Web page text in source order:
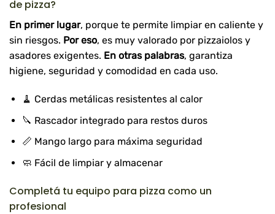
de pizza?
En primer lugar, porque te permite limpiar en caliente y
sin riesgos. Por eso, es muy valorado por pizzaiolos y
asadores exigentes. En otras palabras, garantiza
higiene, seguridad y comodidad en cada uso.
🧹 Cerdas metálicas resistentes al calor
🔪 Rascador integrado para restos duros
📏 Mango largo para máxima seguridad
🧼 Fácil de limpiar y almacenar
Completá tu equipo para pizza como un
profesional